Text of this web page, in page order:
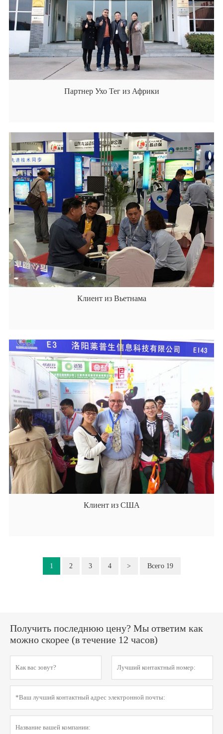
Партнер Ухо Тег из Африки
Клиент из Вьетнама
Клиент из США
1 2 3 4 > Всего 19
Получить последнюю цену? Мы ответим как
можно скорее (в течение 12 часов)